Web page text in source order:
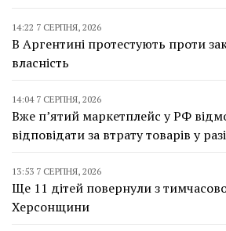
14:22 7 СЕРПНЯ, 2026
В Аргентині протестують проти
власність
14:04 7 СЕРПНЯ, 2026
Вже п’ятий маркетплейс у РФ
відповідати за втрату товарів у
13:53 7 СЕРПНЯ, 2026
Ще 11 дітей повернули з
Херсонщини